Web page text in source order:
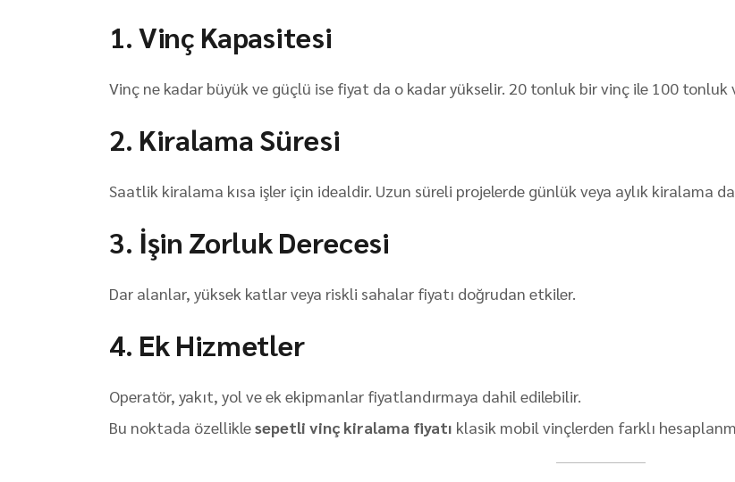
1. Vinç Kapasitesi
Vinç ne kadar büyük ve güçlü ise fiyat da o kadar yükselir. 20 tonluk bir vinç ile 100 tonluk
2. Kiralama Süresi
Saatlik kiralama kısa işler için idealdir. Uzun süreli projelerde günlük veya aylık kiralama
3. İşin Zorluk Derecesi
Dar alanlar, yüksek katlar veya riskli sahalar fiyatı doğrudan etkiler.
4. Ek Hizmetler
Operatör, yakıt, yol ve ek ekipmanlar fiyatlandırmaya dahil edilebilir.
Bu noktada özelliklesepetli vinç kiralama fiyatı klasik mobil vinçlerden farklı